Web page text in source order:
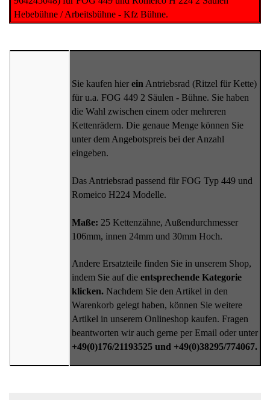
Hebebühne / Arbeitsbühne - Kfz Bühne.
Sie kaufen hier ein Antriebsrad (Ritzel für Kette)
für u.a. FOG 449 2 Säulen - Bühne. Sie haben
die Wahl zwischen einem oder mehreren
Kettenrädern. Die genaue Menge können Sie
unter dem Angebotspreis bei der Anzahl
eingeben.
Das Antriebsrad passend für FOG Typ 449 und
Romeico H224 Modelle.
Maße: 25 Kettenzähne, Außendurchmesser
106mm, innen 24mm und 30mm Hoch.
Andere Ersatzteile finden Sie in unserem Shop,
indem Sie auf die entsprechende Kategorie
klicken. Nachdem Sie den Artikel in den
Warenkorb gelegt haben, können Sie weitere
Artikel in unserem Onlineshop kaufen. Fragen
beantworten wir auch gerne per Email oder unter
+49(0)176/21193525 und +49(0)38295/774067.